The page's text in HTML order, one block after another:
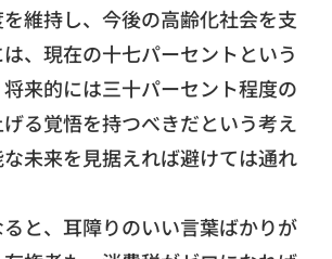
維持し、 今後の高齢化社会を支
、 現在の十七パーセントという
将来的には三十パーセント程度の
る覚悟を持つべきだという考え
未来を見据えれば避けては通れ
と、耳障りのいい言葉ばかりが